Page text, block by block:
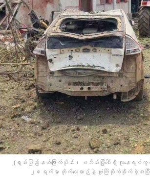
(ရှမ်းပြည်နယ်မြောက်ပိုင်း၊ မဘိမ်းမြို့ပေါ်ရှိ လူနေ
၂၈ရက်မှာ တိုက်လေယာဉ်နဲ့ ဗုံးကြဲတိုက်ခိုက်ခဲ့အပြီး